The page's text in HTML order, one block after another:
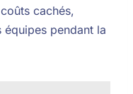
cachés,
pendant la